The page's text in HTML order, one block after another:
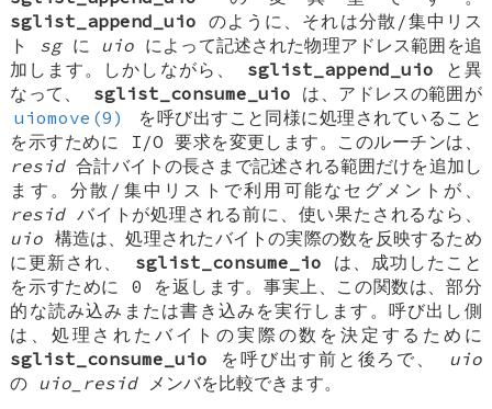
sglist_append_uio のように、それは分散/集中リス
ト sgに uio によって記述された物理アドレス範囲を追
加します。しかしながら、 sglist_append_uio と異
なって、 sglist_consume_uio は、アドレスの範囲が
uiomove(9)
を呼び出すこと同様に処理されていること
を示すために I/O 要求を変更します。このルーチンは、
resid合計バイトの長さまで記述される範囲だけを追加し
ます。分散/集中リストで利用可能なセグメントが、
residバイトが処理される前に、使い果たされるなら、
uio 構造は、処理されたバイトの実際の数を反映するため
に更新され、 sglist_consume_io は、成功したこと
を示すために 0 を返します。事実上、この関数は、部分
的な読み込みまたは書き込みを実行します。呼び出し側
は、処理されたバイトの実際の数を決定するために
sglist_consume_uio を呼び出す前と後ろで、 uio
の uio_residメンバを比較できます。